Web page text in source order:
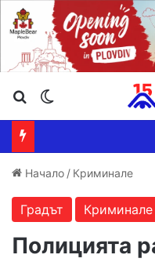
Търсене ...
Начало / Криминале
Градът Криминале
Полицията